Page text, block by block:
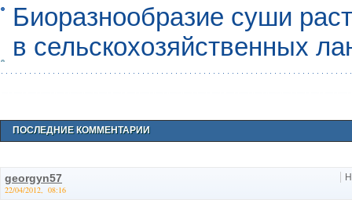
Биоразнообразие суши
в сельскохозяйственных
ПОСЛЕДНИЕ КОММЕНТАРИИ
georgyn57
22/04/2012, 08:16